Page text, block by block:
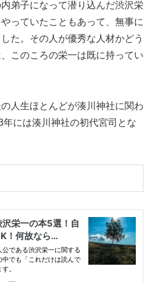
弟子になって潜り込んだ渋沢栄
っていたこともあって、無事に
た。その人が優秀な人材かどう
このころの栄一は既に持ってい
人生ほとんどが湊川神社に関わ
には湊川神社の初代宮司とな